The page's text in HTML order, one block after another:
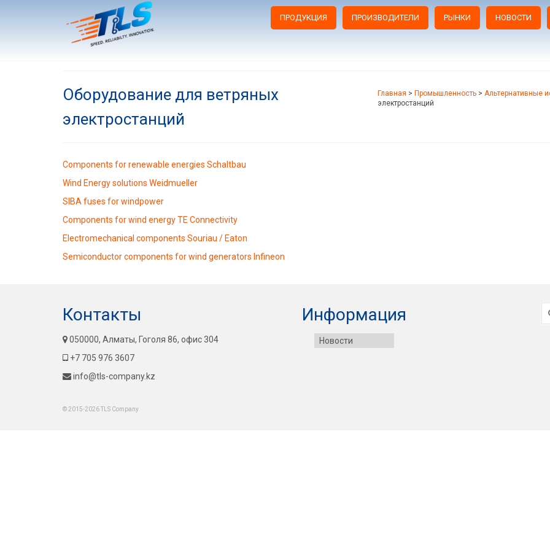
ПРОДУКЦИЯ ПРОИЗВОДИТЕЛИ РЫНКИ НОВОСТИ
Оборудование для ветряных
электростанций
Главная > Промышленность > Альтернативные
электростанций
Components for renewable energies Schaltbau
Wind Energy solutions Weidmueller
SIBA fuses for windpower
Components for wind energy TE Connectivity
Electromechanical components Souriau / Eaton
Semiconductor components for wind generators Infineon
Контакты
050000, Алматы, Гоголя 86, офис 304
+7 705 976 3607
info@tls-company.kz
Информация
Новости
© 2015-2026 TLS Company